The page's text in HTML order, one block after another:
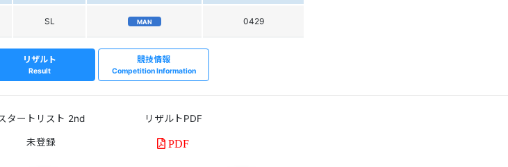
SL MAN 0429
リザルト
Result
競技情報
Competition Information
タートリスト 2nd リザルトPDF
PDF